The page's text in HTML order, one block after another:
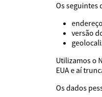
Os seguintes
versão
Utilizamos o
EUA e aí
Os dados